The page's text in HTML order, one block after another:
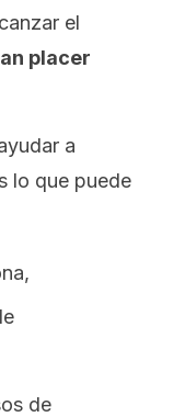
el
placer
a
lo que puede
de